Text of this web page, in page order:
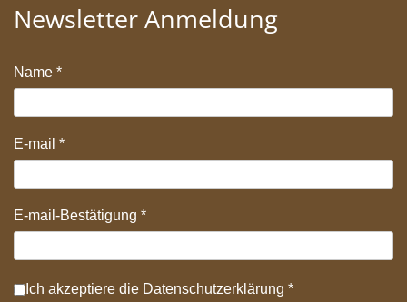
Newsletter Anmeldung
Name *
E-mail *
E-mail-Bestätigung *
Datenschutz*
Ich akzeptiere die Datenschutzerklärung *